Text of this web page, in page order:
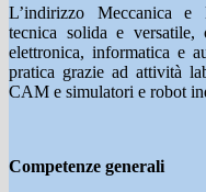
L’indirizzo Meccanica e
tecnica solida e versatile,
elettronica, informatica e
pratica grazie ad attività
CAM e simulatori e robot
Competenze generali